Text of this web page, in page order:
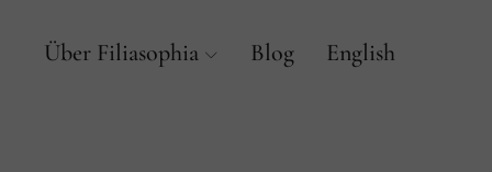
Über Filiasophia Blog English